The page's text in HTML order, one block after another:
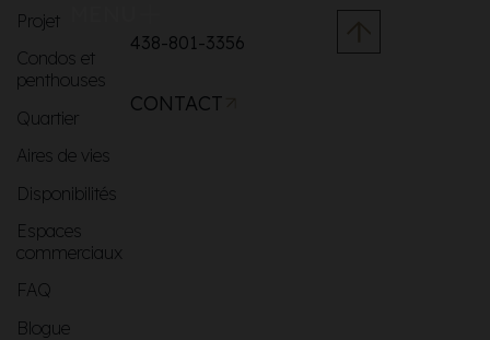
Projet
Condos et
penthouses
Quartier
Aires de vies
Disponibilités
Espaces
commerciaux
FAQ
Blogue
438-801-3356
CONTACT